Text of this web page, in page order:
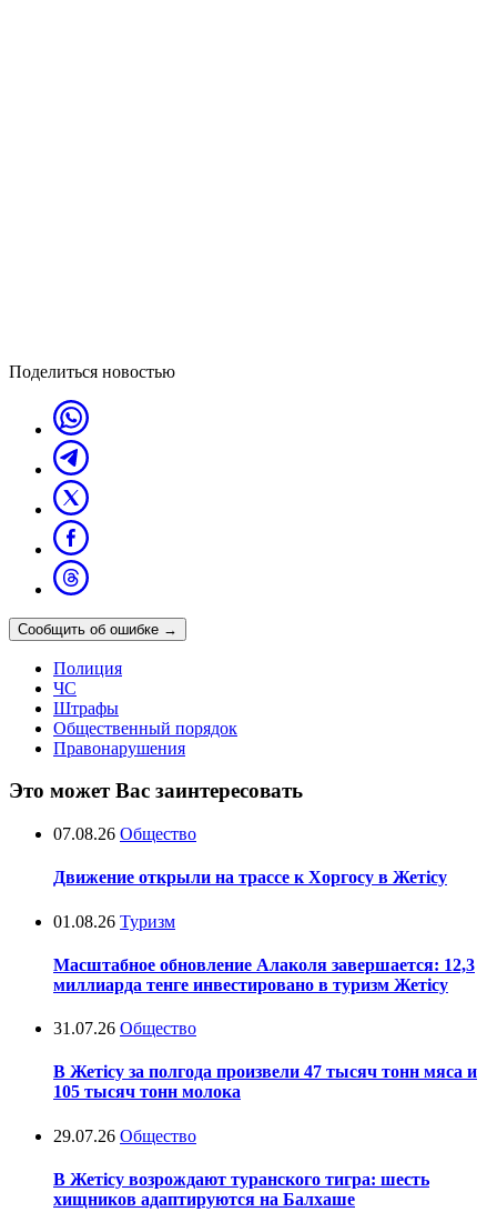
Поделиться новостью
Сообщить об ошибке →
Полиция
ЧС
Штрафы
Общественный порядок
Правонарушения
Это может Вас заинтересовать
07.08.26 Общество
Движение открыли на трассе к Хоргосу в Жетісу
01.08.26 Туризм
Масштабное обновление Алаколя завершается: 12,3
миллиарда тенге инвестировано в туризм Жетісу
31.07.26 Общество
В Жетісу за полгода произвели 47 тысяч тонн мяса и
105 тысяч тонн молока
29.07.26 Общество
В Жетісу возрождают туранского тигра: шесть
хищников адаптируются на Балхаше